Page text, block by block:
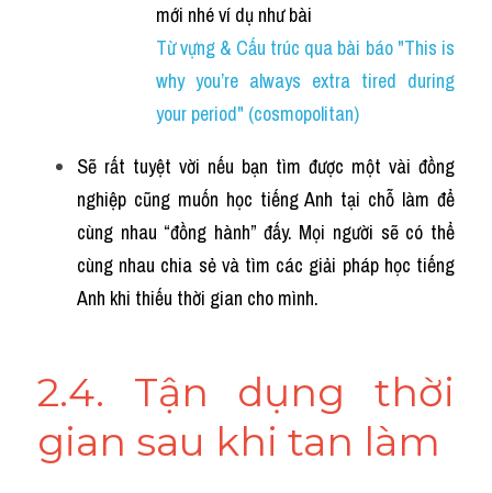
mới nhé ví dụ như bài
Từ vựng & Cấu trúc qua bài báo "This is
why you’re always extra tired during
your period" (cosmopolitan)
Sẽ rất tuyệt vời nếu bạn tìm được một vài đồng
nghiệp cũng muốn học tiếng Anh tại chỗ làm để
cùng nhau “đồng hành” đấy. Mọi người sẽ có thể
cùng nhau chia sẻ và tìm các giải pháp học tiếng
Anh khi thiếu thời gian cho mình.
2.4. Tận dụng thời
gian sau khi tan làm